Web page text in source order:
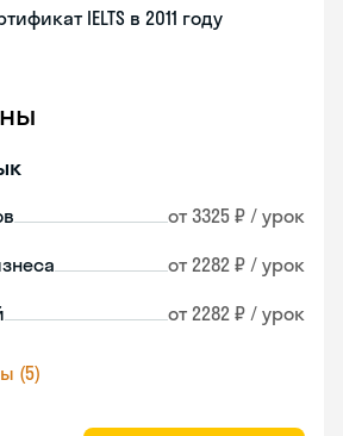
IELTS в 2011 году
от 3325 ₽ / урок
от 2282 ₽ / урок
от 2282 ₽ / урок
(5)